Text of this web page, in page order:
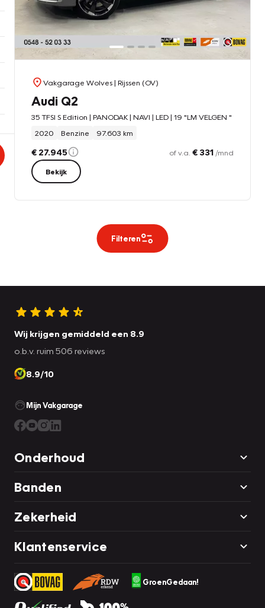
Vakgarage Wolves| Rijssen (OV)
Audi Q2
35 TFSI S Edition | PANODAK | NAVI | LED | 19 "LM VELGEN "
2020
Benzine 97.603 km
€ 27.945 of v.a. € 331 /mnd
Bekijk
Filteren
Wij krijgen gemiddeld een 8.9
o.b.v. ruim 506 reviews
8.9/10
Mijn Vakgarage
Onderhoud
Banden
Zekerheid
Klantenservice
GroenGedaan!